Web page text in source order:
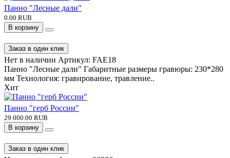
На складе Артикул:AC/2020
Материал - керамика, дерево. Сделано в Италии ..
Хит
Панно "Лесные дали"
0.00 RUB
В корзину
Заказ в один клик
Нет в наличии Артикул:
Панно "Лесные дали" Габаритные размеры гравюры: 230*280
мм Технология: гравирование, травление..
Хит
Панно "герб России"